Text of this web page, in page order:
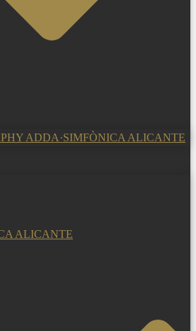
ADDA·SIMFÒNICA ALICANTE
ALICANTE